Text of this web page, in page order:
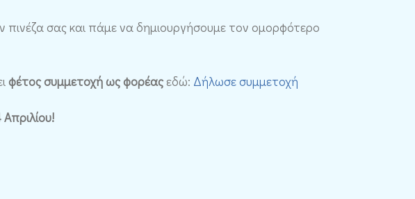
πινέζα σας και πάμε να δημιουργήσουμε τον ομορφότερο
φέτος συμμετοχή ως φορέας εδώ: Δήλωσε συμμετοχή